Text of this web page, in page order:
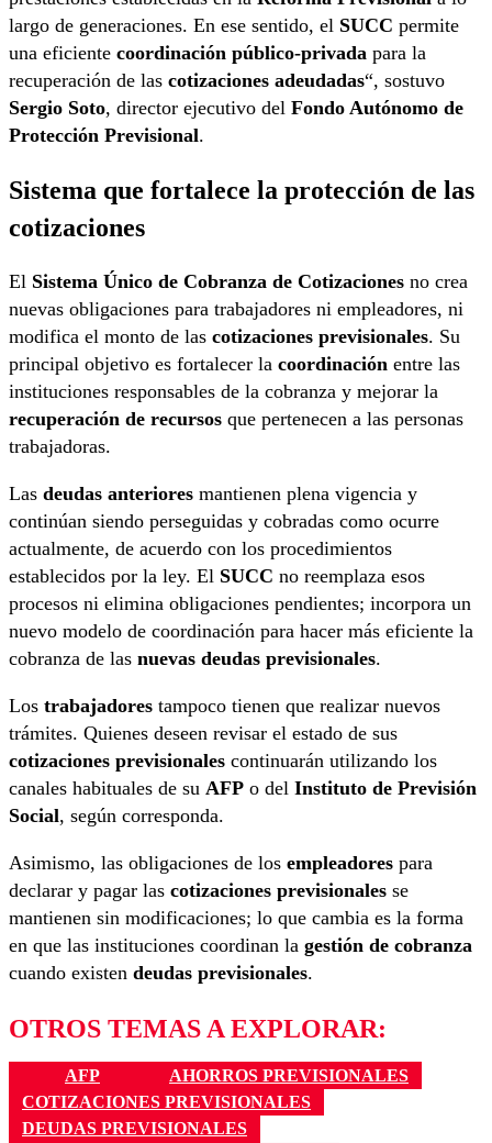
largo de generaciones. En ese sentido, el SUCC permite
una eficiente coordinación público-privada para la
recuperación de las cotizaciones adeudadas“, sostuvo
Sergio Soto, director ejecutivo del Fondo Autónomo de
Protección Previsional.
Sistema que fortalece la protección de las
cotizaciones
El Sistema Único de Cobranza de Cotizaciones no crea
nuevas obligaciones para trabajadores ni empleadores, ni
modifica el monto de las cotizaciones previsionales. Su
principal objetivo es fortalecer la coordinación entre las
instituciones responsables de la cobranza y mejorar la
recuperación de recursos que pertenecen a las personas
trabajadoras.
Las deudas anteriores mantienen plena vigencia y
continúan siendo perseguidas y cobradas como ocurre
actualmente, de acuerdo con los procedimientos
establecidos por la ley. El SUCC no reemplaza esos
procesos ni elimina obligaciones pendientes; incorpora un
nuevo modelo de coordinación para hacer más eficiente la
cobranza de las nuevas deudas previsionales.
Los trabajadores tampoco tienen que realizar nuevos
trámites. Quienes deseen revisar el estado de sus
cotizaciones previsionales continuarán utilizando los
canales habituales de su AFP o del Instituto de Previsión
Social, según corresponda.
Asimismo, las obligaciones de los empleadores para
declarar y pagar las cotizaciones previsionales se
mantienen sin modificaciones; lo que cambia es la forma
en que las instituciones coordinan la gestión de cobranza
cuando existen deudas previsionales.
OTROS TEMAS A EXPLORAR:
AFP
AHORROS PREVISIONALES
COTIZACIONES PREVISIONALES
DEUDAS PREVISIONALES